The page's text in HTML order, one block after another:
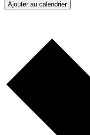
Ajouter au calendrier